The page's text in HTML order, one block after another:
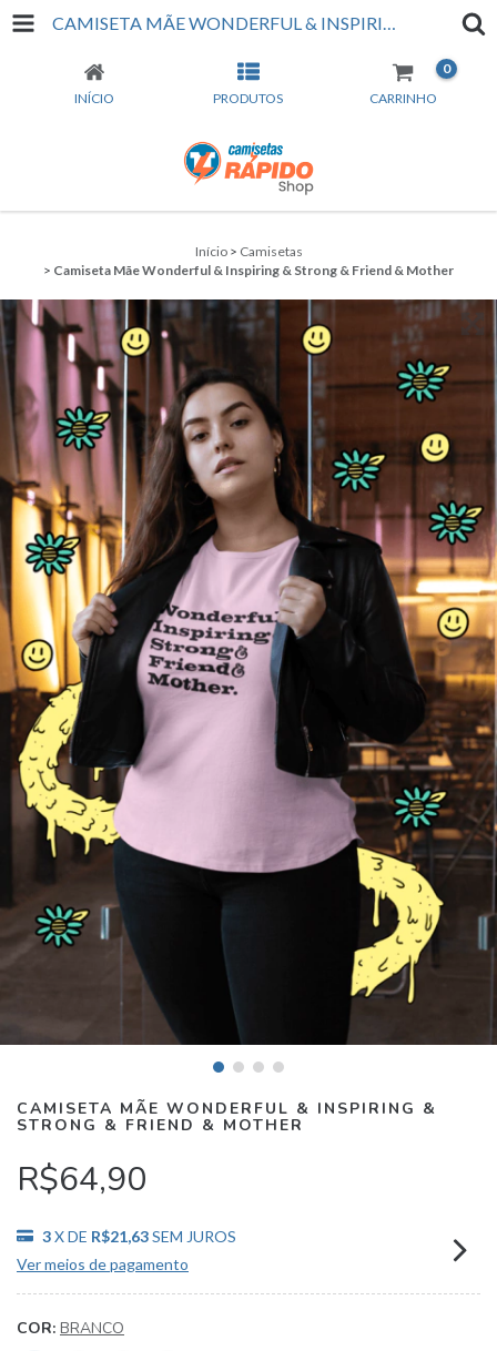
CAMISETA MÃE WONDERFUL & INSPIRING & STRONG & FRIEND & MOTHER
INÍCIO PRODUTOS CARRINHO
0
Início > Camisetas
> Camiseta Mãe Wonderful & Inspiring & Strong & Friend & Mother
CAMISETA MÃE WONDERFUL & INSPIRING &
STRONG & FRIEND & MOTHER
R$64,90
3X DE R$21,63SEM JUROS
Ver meios de pagamento
COR: BRANCO